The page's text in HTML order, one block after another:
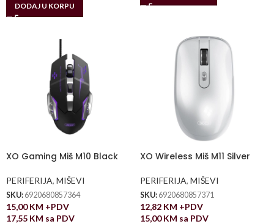
DODAJ U KORPU
XO Gaming Miš M10 Black
PERIFERIJA, MIŠEVI
SKU: 6920680857364
15,00KM +PDV
17,55 KM sa PDV
XO Wireless Miš M11 Silver
PERIFERIJA, MIŠEVI
SKU: 6920680857371
12,82 KM +PDV
15,00KM sa PDV